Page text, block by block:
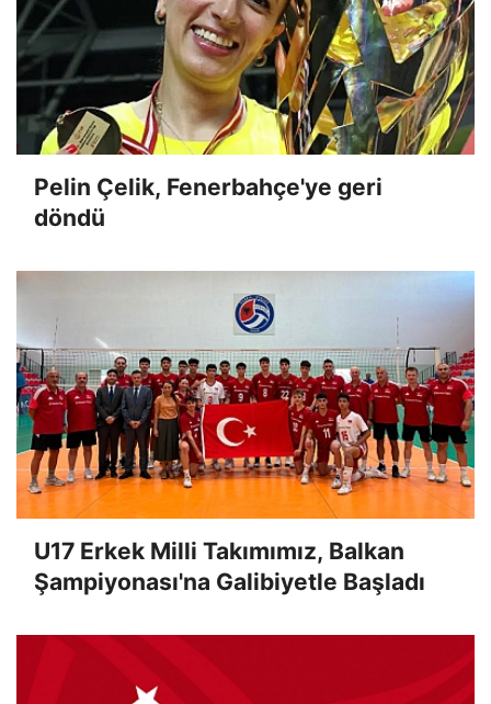
Pelin Çelik, Fenerbahçe'ye geri
döndü
U17 Erkek Milli Takımımız, Balkan
Şampiyonası'na Galibiyetle Başladı